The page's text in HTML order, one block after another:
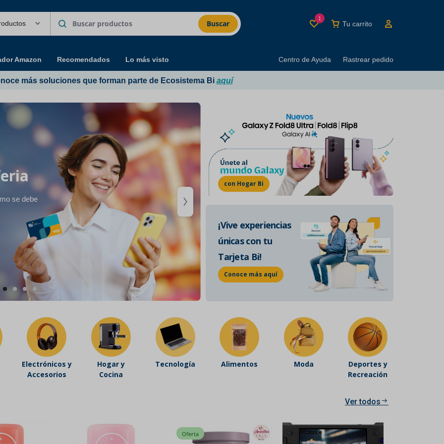
Buscar
1
Tu carrito
Amazon Recomendados Lo más visto Centro de Ayuda Rastrear pedido
más soluciones que forman parte de Ecosistema Bi aquí
Los mejores productos
del buen beber
Marcas con décadas
de historia auténtica.
con Hogar Bi
¡Vive experiencias
únicas con tu
Tarjeta Bi!
Conoce más aquí
Electrónicos y
Accesorios
Hogar y
Cocina
Tecnología Alimentos Moda
Deportes y
Recreación
Ver todos